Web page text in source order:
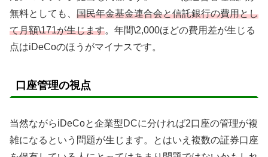
無料としても、 国民年金基金連合会と信託銀行の費用とし
て月額\171が生じます。年間\2,000ほどの費用差が生じる
点はiDeCoのほうがマイナスです。
口座管理の視点
当然ながらiDeCoと企業型DCに分ければ2口座の管理が複
雑になるという問題が生じます。とはいえ複数の証券口座